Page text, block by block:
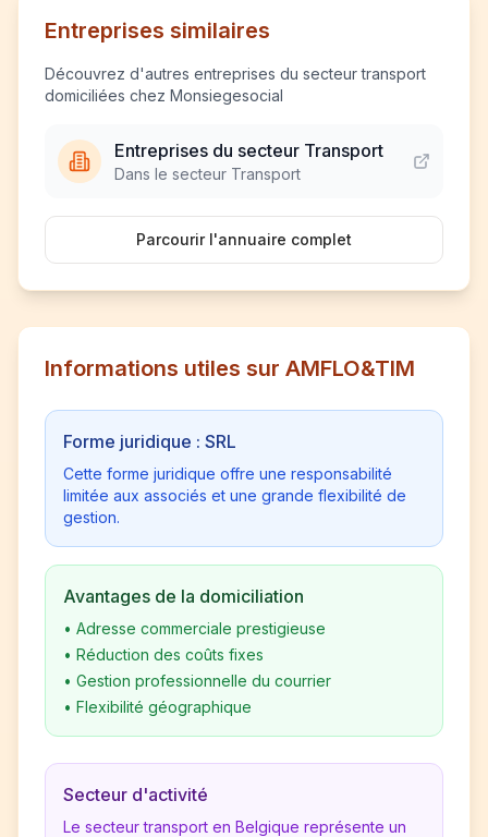
Entreprises similaires
Découvrez d'autres entreprises du secteur transport
domiciliées chez Monsiegesocial
Entreprises du secteur Transport
Dans le secteur Transport
Parcourir l'annuaire complet
Informations utiles sur AMFLO&TIM
Forme juridique : SRL
Cette forme juridique offre une responsabilité
limitée aux associés et une grande flexibilité de
gestion.
Avantages de la domiciliation
• Adresse commerciale prestigieuse
• Réduction des coûts fixes
• Gestion professionnelle du courrier
• Flexibilité géographique
Secteur d'activité
Le secteur transport en Belgique représente un